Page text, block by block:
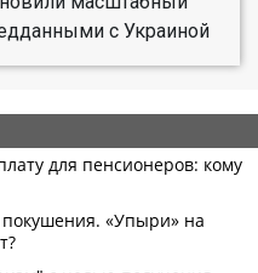
с Украиной